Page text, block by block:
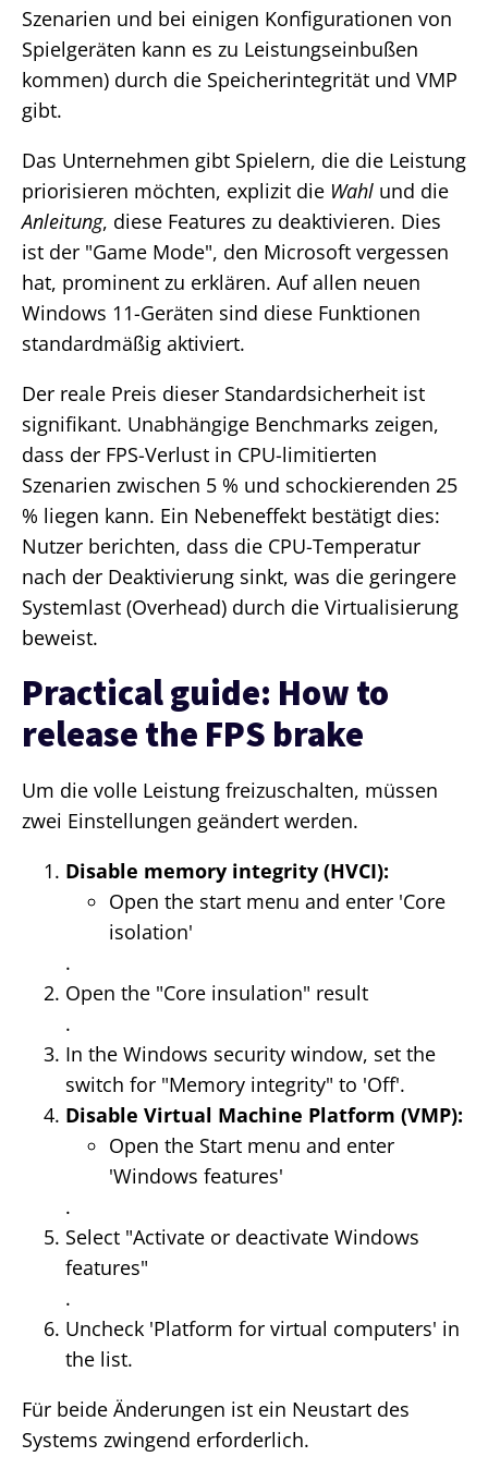
Szenarien und bei einigen Konfigurationen von
Spielgeräten kann es zu Leistungseinbußen
kommen) durch die Speicherintegrität und VMP
gibt.
Das Unternehmen gibt Spielern, die die Leistung
priorisieren möchten, explizit die Wahl und die
Anleitung, diese Features zu deaktivieren. Dies
ist der "Game Mode", den Microsoft vergessen
hat, prominent zu erklären. Auf allen neuen
Windows 11-Geräten sind diese Funktionen
standardmäßig aktiviert.
Der reale Preis dieser Standardsicherheit ist
signifikant. Unabhängige Benchmarks zeigen,
dass der FPS-Verlust in CPU-limitierten
Szenarien zwischen 5 % und schockierenden 25
% liegen kann. Ein Nebeneffekt bestätigt dies:
Nutzer berichten, dass die CPU-Temperatur
nach der Deaktivierung sinkt, was die geringere
Systemlast (Overhead) durch die Virtualisierung
beweist.
Practical guide: How to
release the FPS brake
Um die volle Leistung freizuschalten, müssen
zwei Einstellungen geändert werden.
Disable memory integrity (HVCI):
Open the start menu and enter 'Core
isolation'
.
Open the "Core insulation" result
.
In the Windows security window, set the
switch for "Memory integrity" to 'Off'.
Disable Virtual Machine Platform (VMP):
Open the Start menu and enter
'Windows features'
.
Select "Activate or deactivate Windows
features"
.
Uncheck 'Platform for virtual computers' in
the list.
Für beide Änderungen ist ein Neustart des
Systems zwingend erforderlich.